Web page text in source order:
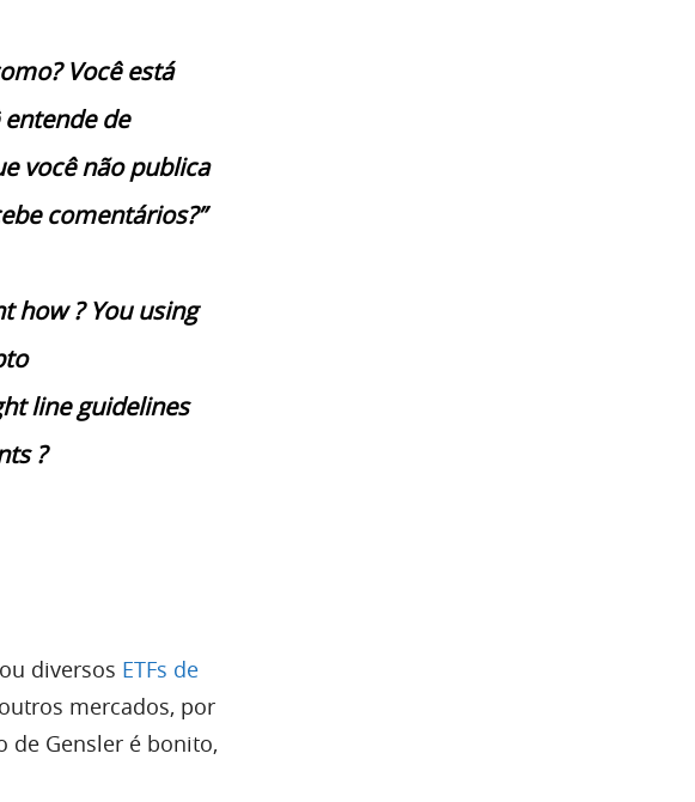
Você está
entende de
você não publica
comentários?”
how ? You using
line guidelines
?
diversos ETFs de
mercados, por
de Gensler é bonito,